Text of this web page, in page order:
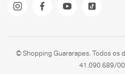
© Shopping Guararapes. Todos os
41.090.689/